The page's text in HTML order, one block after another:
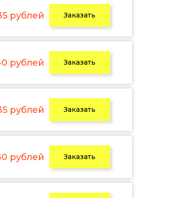
рублей Заказать
рублей Заказать
рублей Заказать
рублей Заказать